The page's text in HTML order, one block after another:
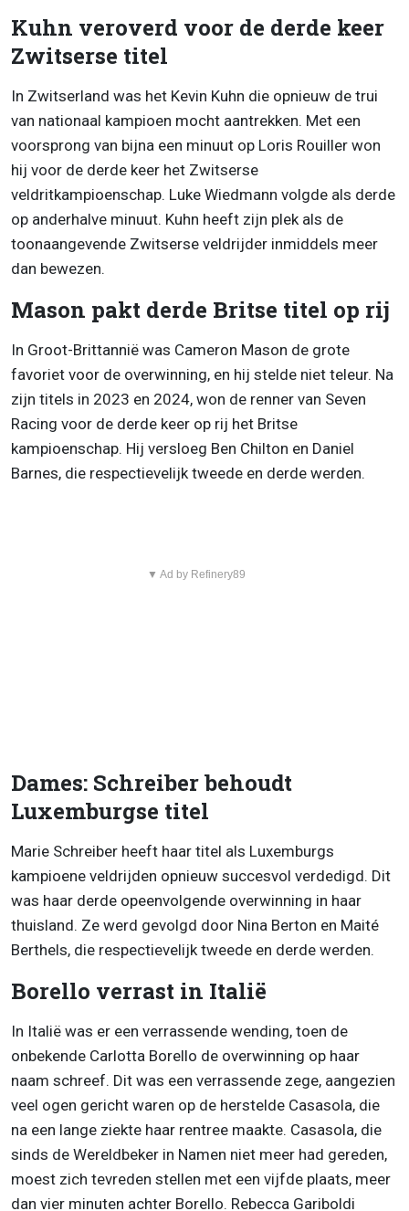
Kuhn veroverd voor de derde keer
Zwitserse titel
In Zwitserland was het Kevin Kuhn die opnieuw de trui
van nationaal kampioen mocht aantrekken. Met een
voorsprong van bijna een minuut op Loris Rouiller won
hij voor de derde keer het Zwitserse
veldritkampioenschap. Luke Wiedmann volgde als derde
op anderhalve minuut. Kuhn heeft zijn plek als de
toonaangevende Zwitserse veldrijder inmiddels meer
dan bewezen.
Mason pakt derde Britse titel op rij
In Groot-Brittannië was Cameron Mason de grote
favoriet voor de overwinning, en hij stelde niet teleur. Na
zijn titels in 2023 en 2024, won de renner van Seven
Racing voor de derde keer op rij het Britse
kampioenschap. Hij versloeg Ben Chilton en Daniel
Barnes, die respectievelijk tweede en derde werden.
▼ Ad by Refinery89
Dames: Schreiber behoudt
Luxemburgse titel
Marie Schreiber heeft haar titel als Luxemburgs
kampioene veldrijden opnieuw succesvol verdedigd. Dit
was haar derde opeenvolgende overwinning in haar
thuisland. Ze werd gevolgd door Nina Berton en Maité
Berthels, die respectievelijk tweede en derde werden.
Borello verrast in Italië
In Italië was er een verrassende wending, toen de
onbekende Carlotta Borello de overwinning op haar
naam schreef. Dit was een verrassende zege, aangezien
veel ogen gericht waren op de herstelde Casasola, die
na een lange ziekte haar rentree maakte. Casasola, die
sinds de Wereldbeker in Namen niet meer had gereden,
moest zich tevreden stellen met een vijfde plaats, meer
dan vier minuten achter Borello. Rebecca Gariboldi